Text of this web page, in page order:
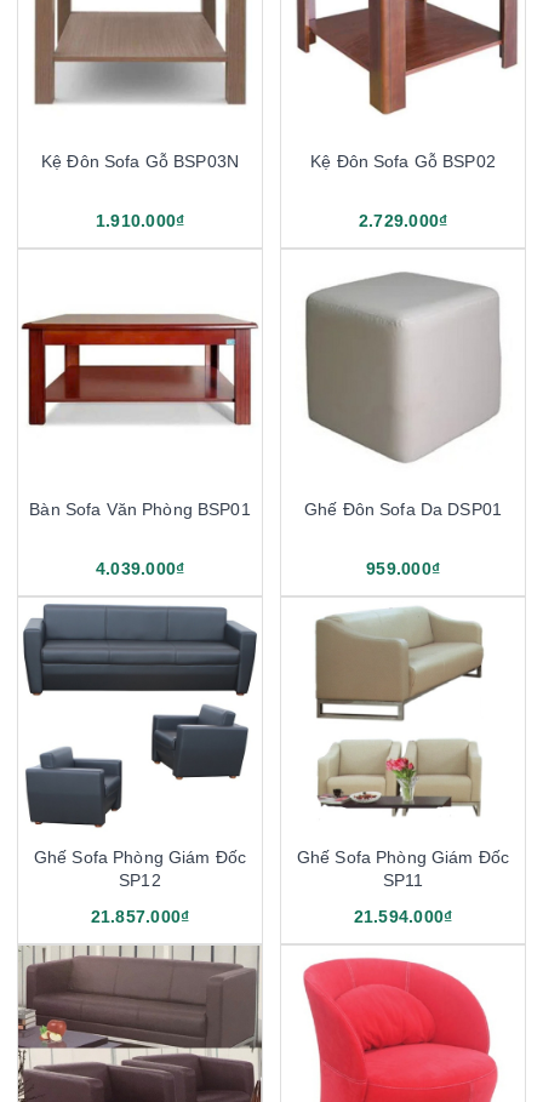
Kệ Đôn Sofa Gỗ BSP03N
1.910.000₫
Kệ Đôn Sofa Gỗ BSP02
2.729.000₫
Bàn Sofa Văn Phòng BSP01
4.039.000₫
Ghế Đôn Sofa Da DSP01
959.000₫
Ghế Sofa Phòng Giám Đốc
SP12
21.857.000₫
Ghế Sofa Phòng Giám Đốc
SP11
21.594.000₫